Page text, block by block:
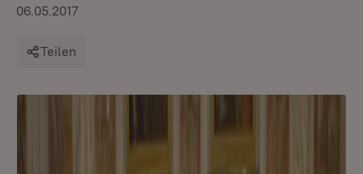
06.05.2017
Teilen